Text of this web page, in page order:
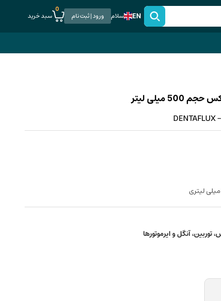
EN سلام ورود | ثبت نام
0
سبد خرید
میلی لیتر
آنگل و ایرموتورها